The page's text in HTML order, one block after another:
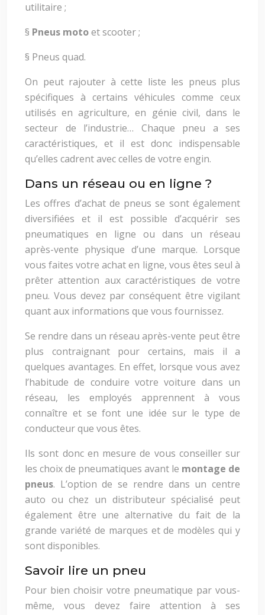
utilitaire ;
§ Pneus motoet scooter ;
§ Pneus quad.
On peut rajouter à cette liste les pneus plus
spécifiques à certains véhicules comme ceux
utilisés en agriculture, en génie civil, dans le
secteur de l’industrie… Chaque pneu a ses
caractéristiques, et il est donc indispensable
qu’elles cadrent avec celles de votre engin.
Dans un réseau ou en ligne ?
Les offres d’achat de pneus se sont également
diversifiées et il est possible d’acquérir ses
pneumatiques en ligne ou dans un réseau
après-vente physique d’une marque. Lorsque
vous faites votre achat en ligne, vous êtes seul à
prêter attention aux caractéristiques de votre
pneu. Vous devez par conséquent être vigilant
quant aux informations que vous fournissez.
Se rendre dans un réseau après-vente peut être
plus contraignant pour certains, mais il a
quelques avantages. En effet, lorsque vous avez
l’habitude de conduire votre voiture dans un
réseau, les employés apprennent à vous
connaître et se font une idée sur le type de
conducteur que vous êtes.
Ils sont donc en mesure de vous conseiller sur
les choix de pneumatiques avant le montage de
pneus. L’option de se rendre dans un centre
auto ou chez un distributeur spécialisé peut
également être une alternative du fait de la
grande variété de marques et de modèles qui y
sont disponibles.
Savoir lire un pneu
Pour bien choisir votre pneumatique par vous-
même, vous devez faire attention à ses